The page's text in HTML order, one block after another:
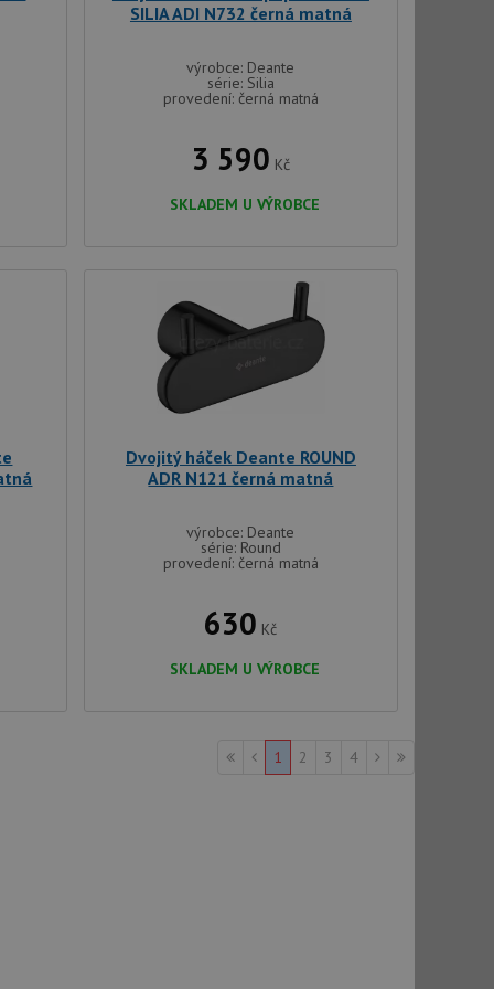
SILIA ADI N732 černá matná
výrobce: Deante
série: Silia
provedení: černá matná
3 590 Kč
SKLADEM U VÝROBCE
Dvojitý háček Deante ROUND
ADR N121 černá matná
výrobce: Deante
série: Round
provedení: černá matná
630 Kč
SKLADEM U VÝROBCE
1 2 3 4
účtu. Webové
a zlepšila
CORS po
cookie lepivosti
na trvání s
pokud je nalezen
k